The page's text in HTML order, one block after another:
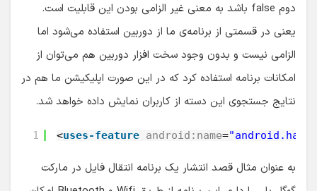
دوم false باشد به معنی غیر الزامی بودن این قابلیت است.
یعنی در قسمتی از برنامه‌ی ما از دوربین استفاده می‌شود اما
الزامی نیست و بدون وجود سخت افزار دوربین هم می‌توان از
امکانات برنامه استفاده کرد که در این صورت اپلیکیشن ما هم در
نتایج جستجوی این دسته از کاربران نمایش داده خواهد شد.
1 <uses-feature android:name=
به عنوان مثال قصد انتشار یک برنامه انتقال فایل در مارکت